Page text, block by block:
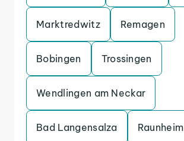
Marktredwitz Remagen
Bobingen Trossingen
Wendlingen am Neckar
Bad Langensalza Raunheim